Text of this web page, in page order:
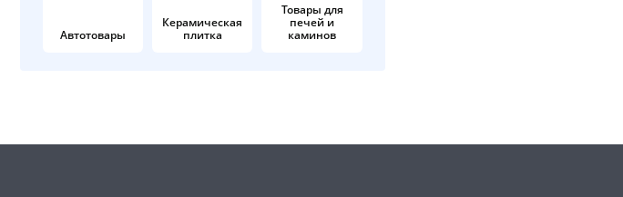
Автотовары
Керамическая
плитка
Товары для
печей и
каминов